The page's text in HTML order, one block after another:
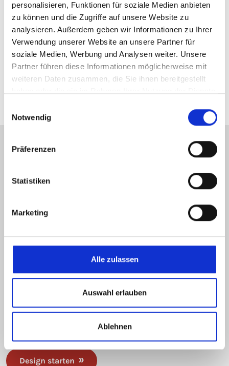
personalisieren, Funktionen für soziale Medien anbieten
zu können und die Zugriffe auf unsere Website zu
analysieren. Außerdem geben wir Informationen zu Ihrer
Verwendung unserer Website an unsere Partner für
soziale Medien, Werbung und Analysen weiter. Unsere
Partner führen diese Informationen möglicherweise mit
weiteren Daten zusammen, die Sie ihnen bereitgestellt
Notwendig
Präferenzen
Statistiken
Marketing
Alle zulassen
Auswahl erlauben
Ablehnen
*Hinweis
sowie die maximal
möglichen
Einsatztemperature
n hängen von der
jeweiligen
Anwendung ab.
Der eltherm designer
Führen Sie ab sofort ganz einfach
Wärmeverlustberechnung von isolierten und
ummantelten Rohren und Behältern selbst durch oder
Design starten